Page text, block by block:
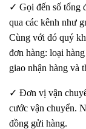
✓ Gọi đến số tổng
qua các kênh như
Cùng với đó quý
đơn hàng: loại
giao nhận hàng và
✓ Đơn vị vận
cước vận chuyển.
đồng gửi hàng.